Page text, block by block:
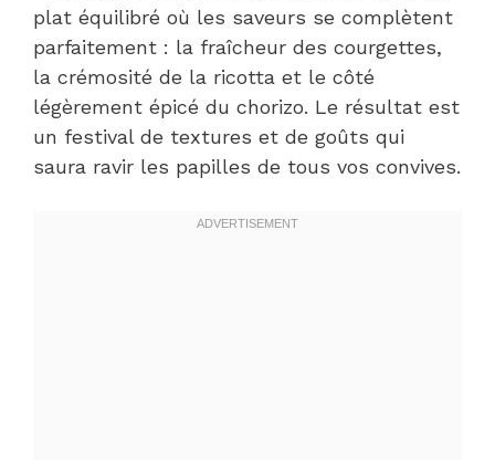
plat équilibré où les saveurs se complètent
parfaitement : la fraîcheur des courgettes,
la crémosité de la ricotta et le côté
légèrement épicé du chorizo. Le résultat est
un festival de textures et de goûts qui
saura ravir les papilles de tous vos convives.